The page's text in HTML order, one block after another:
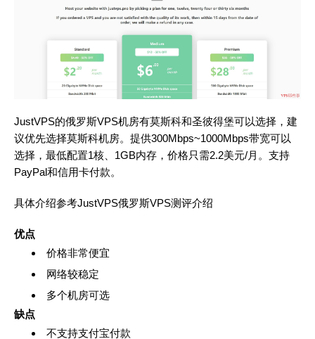
JustVPS的俄罗斯VPS机房有莫斯科和圣彼得堡可以选择，建
议优先选择莫斯科机房。提供300Mbps~1000Mbps带宽可以
选择，最低配置1核、1GB内存，价格只需2.2美元/月。支持
PayPal和信用卡付款。
具体介绍参考JustVPS俄罗斯VPS测评介绍
优点
价格非常便宜
网络较稳定
多个机房可选
缺点
不支持支付宝付款